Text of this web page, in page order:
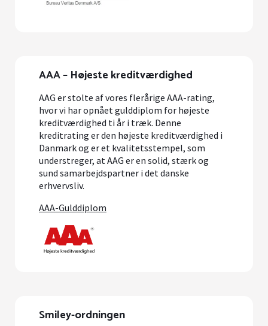
AAA – Højeste kreditværdighed
AAG er stolte af vores flerårige AAA-rating,
hvor vi har opnået gulddiplom for højeste
kreditværdighed ti år i træk. Denne
kreditrating er den højeste kreditværdighed i
Danmark og er et kvalitetsstempel, som
understreger, at AAG er en solid, stærk og
sund samarbejdspartner i det danske
erhvervsliv.
AAA-Gulddiplom
Smiley-ordningen